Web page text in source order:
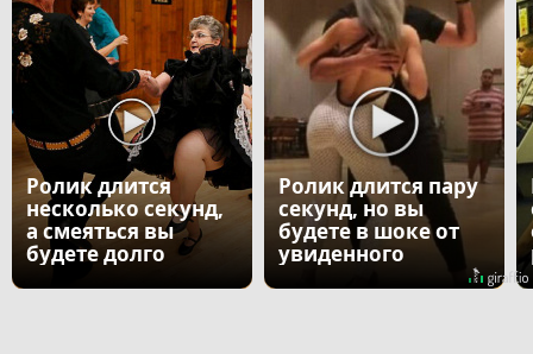
Ролик длится
несколько секунд,
а смеяться вы
будете долго
Ролик длится пару
секунд, но вы
будете в шоке от
увиденного